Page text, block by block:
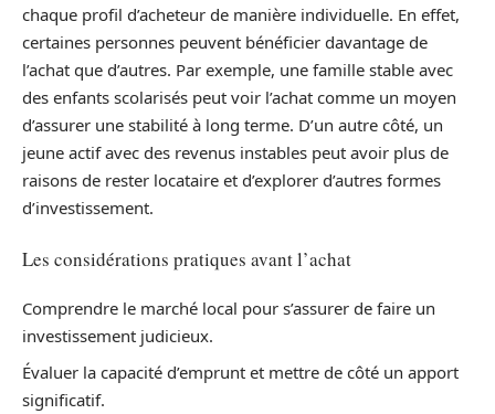
chaque profil d’acheteur de manière individuelle. En effet,
certaines personnes peuvent bénéficier davantage de
l’achat que d’autres. Par exemple, une famille stable avec
des enfants scolarisés peut voir l’achat comme un moyen
d’assurer une stabilité à long terme. D’un autre côté, un
jeune actif avec des revenus instables peut avoir plus de
raisons de rester locataire et d’explorer d’autres formes
d’investissement.
Les considérations pratiques avant l’achat
Comprendre le marché local pour s’assurer de faire un
investissement judicieux.
Évaluer la capacité d’emprunt et mettre de côté un apport
significatif.